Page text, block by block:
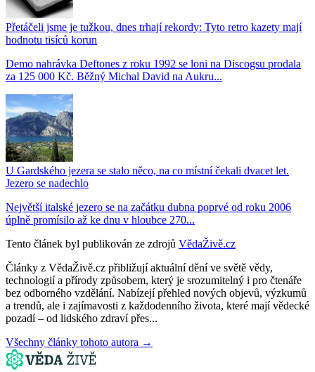
Přetáčeli jsme je tužkou, dnes trhají rekordy: Tyto retro kazety mají
hodnotu tisíců korun
Demo nahrávka Deftones z roku 1992 se loni na Discogsu prodala
za 125 000 Kč. Běžný Michal David na Aukru...
U Gardského jezera se stalo něco, na co místní čekali dvacet let.
Jezero se nadechlo
Největší italské jezero se na začátku dubna poprvé od roku 2006
úplně promísilo až ke dnu v hloubce 270...
Tento článek byl publikován ze zdrojů VědaŽivě.cz
Články z VědaŽivě.cz přibližují aktuální dění ve světě vědy,
technologií a přírody způsobem, který je srozumitelný i pro čtenáře
bez odborného vzdělání. Nabízejí přehled nových objevů, výzkumů
a trendů, ale i zajímavosti z každodenního života, které mají vědecké
pozadí – od lidského zdraví přes...
Všechny články tohoto autora →